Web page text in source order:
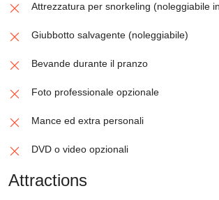
Attrezzatura per snorkeling (noleggiabile
Giubbotto salvagente (noleggiabile)
Bevande durante il pranzo
Foto professionale opzionale
Mance ed extra personali
DVD o video opzionali
Attractions